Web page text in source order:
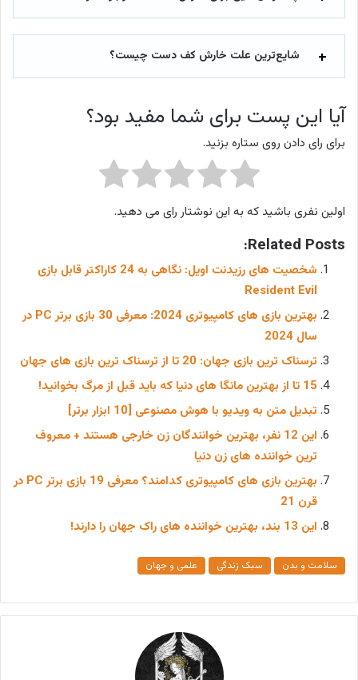
شایع‌ترین علت خارش کف دست چیست؟
آیا این پست برای شما مفید بود؟
برای رای دادن روی ستاره بزنید.
اولین نفری باشید که به این نوشتار رای می دهید.
Related Posts:
شخصیت های رزیدنت اویل: نگاهی به 24 کاراکتر قابل بازی
Resident Evil
بهترین بازی های کامپیوتری 2024: معرفی 30 بازی برتر PC در
سال 2024
ترسناک ترین بازی جهان: 20 تا از ترسناک ترین بازی های جهان
15 تا از بهترین مانگا های دنیا که باید قبل از مرگ بخوانید!
تبدیل متن به ویدیو با هوش مصنوعی [10 ابزار برتر]
این 12 نفر، بهترین خوانندگان زن خارجی هستند + معروف
ترین خواننده های زن دنیا
بهترین بازی های کامپیوتری کدامند؟ معرفی 19 بازی برتر PC در
قرن 21
این 13 بند، بهترین خواننده های راک جهان را دارند!
سلامت و بدن سبک زندگی علمی و جهان